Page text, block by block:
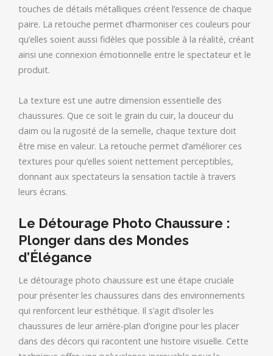
touches de détails métalliques créent l’essence de chaque
paire. La retouche permet d’harmoniser ces couleurs pour
qu’elles soient aussi fidèles que possible à la réalité, créant
ainsi une connexion émotionnelle entre le spectateur et le
produit.
La texture est une autre dimension essentielle des
chaussures. Que ce soit le grain du cuir, la douceur du
daim ou la rugosité de la semelle, chaque texture doit
être mise en valeur. La retouche permet d’améliorer ces
textures pour qu’elles soient nettement perceptibles,
donnant aux spectateurs la sensation tactile à travers
leurs écrans.
Le Détourage Photo Chaussure :
Plonger dans des Mondes
d’Élégance
Le détourage photo chaussure est une étape cruciale
pour présenter les chaussures dans des environnements
qui renforcent leur esthétique. Il s’agit d’isoler les
chaussures de leur arrière-plan d’origine pour les placer
dans des décors qui racontent une histoire visuelle. Cette